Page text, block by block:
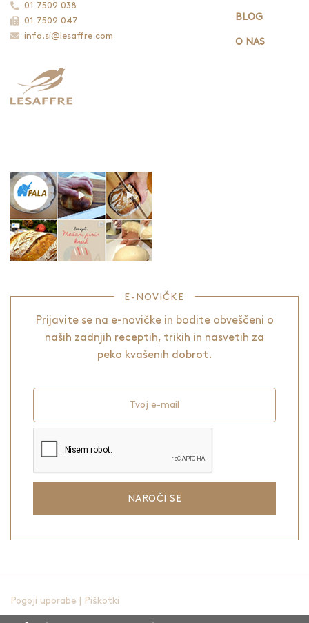
01 7509 038
01 7509 047
info.si@lesaffre.com
BLOG
O NAS
E-NOVIČKE
Prijavite se na e-novičke in bodite obveščeni o
naših zadnjih receptih, trikih in nasvetih za
peko kvašenih dobrot.
Tvoj e-mail
NAROČI SE
Pogoji uporabe Piškotki